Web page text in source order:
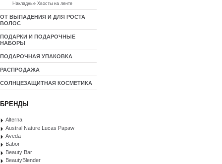
Накладные Хвосты на ленте
ОТ ВЫПАДЕНИЯ И ДЛЯ РОСТА
ВОЛОС
ПОДАРКИ И ПОДАРОЧНЫЕ
НАБОРЫ
ПОДАРОЧНАЯ УПАКОВКА
РАСПРОДАЖА
СОЛНЦЕЗАЩИТНАЯ КОСМЕТИКА
БРЕНДЫ
Alterna
Austral Nature Lucas Papaw
Aveda
Babor
Beauty Bar
BeautyBlender